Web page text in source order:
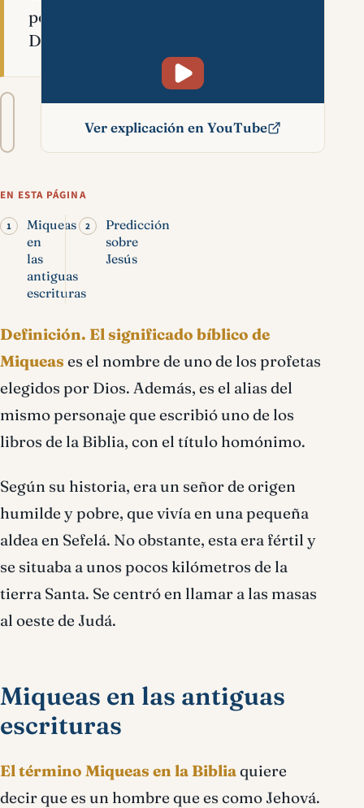
por
Dios.
Tamaño
A− A+
Ver explicación en YouTube
EN ESTA PÁGINA
Miqueas
en
las
antiguas
escrituras
Predicción
sobre
Jesús
Definición. El significado bíblico de
Miqueas es el nombre de uno de los profetas
elegidos por Dios. Además, es el alias del
mismo personaje que escribió uno de los
libros de la Biblia, con el título homónimo.
Según su historia, era un señor de origen
humilde y pobre, que vivía en una pequeña
aldea en Sefelá. No obstante, esta era fértil y
se situaba a unos pocos kilómetros de la
tierra Santa. Se centró en llamar a las masas
al oeste de Judá.
Miqueas en las antiguas
escrituras
El término Miqueas en la Bibliaquiere
decir que es un hombre que es como Jehová.